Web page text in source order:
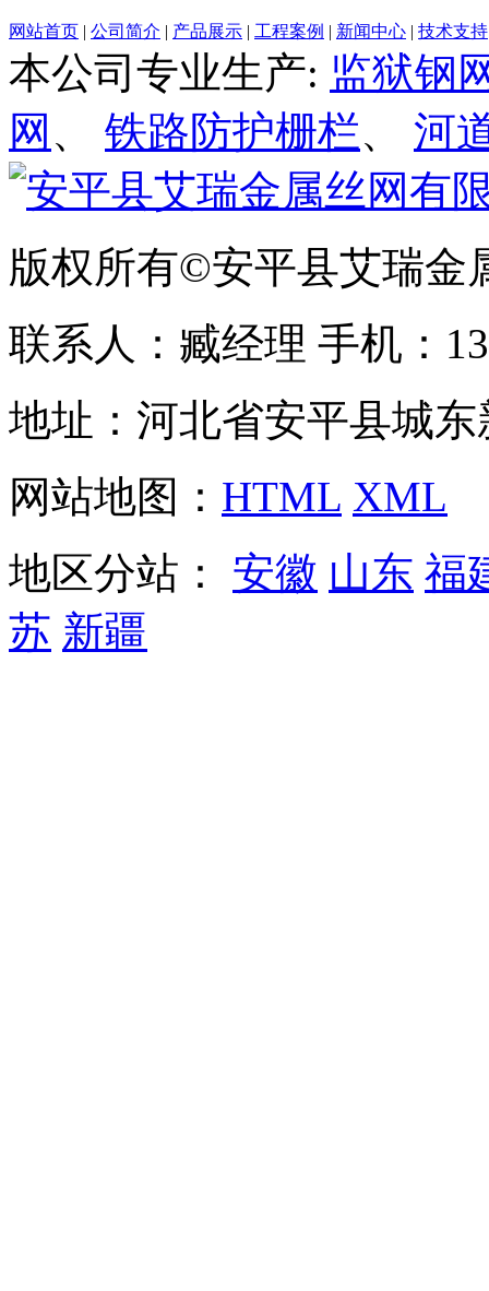
网站首页 | 公司简介 | 产品展示 | 工程案例 | 新闻中心 | 技术支持
本公司专业生产: 监狱钢
网 、 铁路防护栅栏、 河
版权所有©安平县艾瑞金
联系人：臧经理 手机：
地址：河北省安平县城
网站地图： HTML XML
地区分站： 安徽 山东 福
苏 新疆